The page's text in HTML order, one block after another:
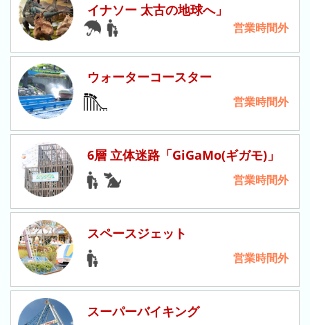
今
年
の
ラ
ン
キ
ン
去
年
の
ラ
ン
キ
ン
グ
イナソー 太古の地球へ」
営業時間外
ウォーターコースター
営業時間外
6層 立体迷路「GiGaMo(ギガモ)」
営業時間外
スペースジェット
営業時間外
スーパーバイキング